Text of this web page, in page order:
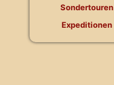
Sondertouren
Expeditionen